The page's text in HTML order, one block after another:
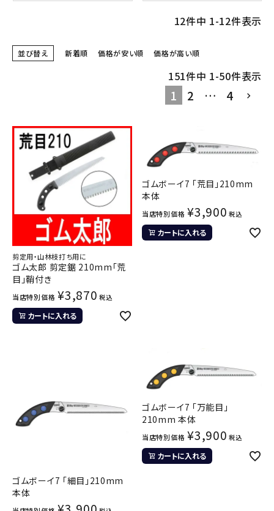
12件中 1-12件表示
並び替え 新着順 価格が安い順 価格が高い順
151件中 1-50件表示
1 2 … 4
剪定用・山林枝打ち用に
ゴム太郎 剪定鋸 210mm「荒
目」鞘付き
当店特別価格 ¥3,870 税込
カートに入れる
ゴムボーイ7 「荒目」210mm
本体
当店特別価格 ¥3,900 税込
カートに入れる
ゴムボーイ7 「細目」210mm
本体
ゴムボーイ7 「万能目」
210mm 本体
当店特別価格 ¥3,900 税込
カートに入れる